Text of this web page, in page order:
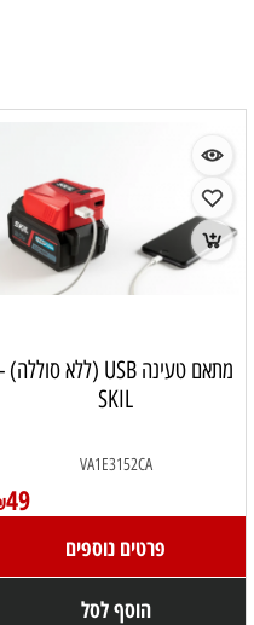
מתאם טעינה USB (ללא סוללה) -
SKIL
VA1E3152CA
49
פרטים נוספים
הוסף לסל